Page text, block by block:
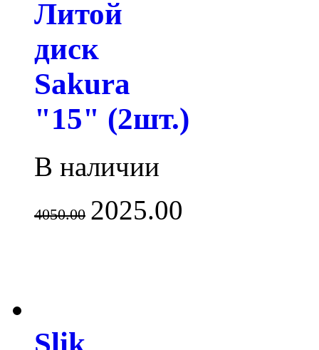
Литой
диск
Sakura
"15" (2шт.)
В наличии
4050.00 2025.00
Slik